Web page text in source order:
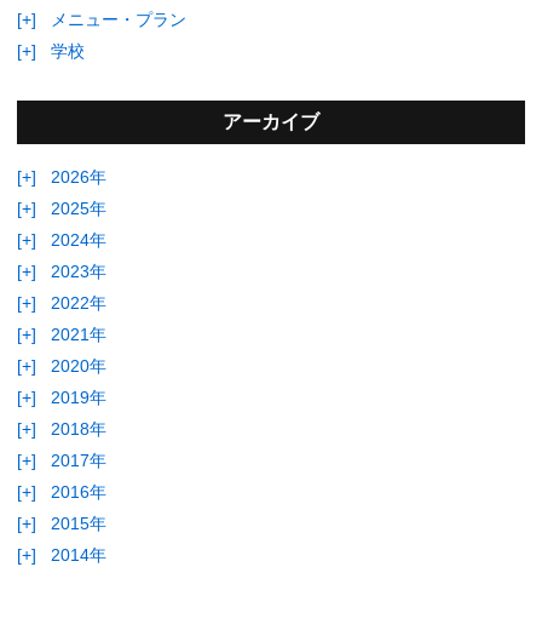
[+]
メニュー・プラン
[+]
学校
アーカイブ
[+]
2026年
[+]
2025年
[+]
2024年
[+]
2023年
[+]
2022年
[+]
2021年
[+]
2020年
[+]
2019年
[+]
2018年
[+]
2017年
[+]
2016年
[+]
2015年
[+]
2014年